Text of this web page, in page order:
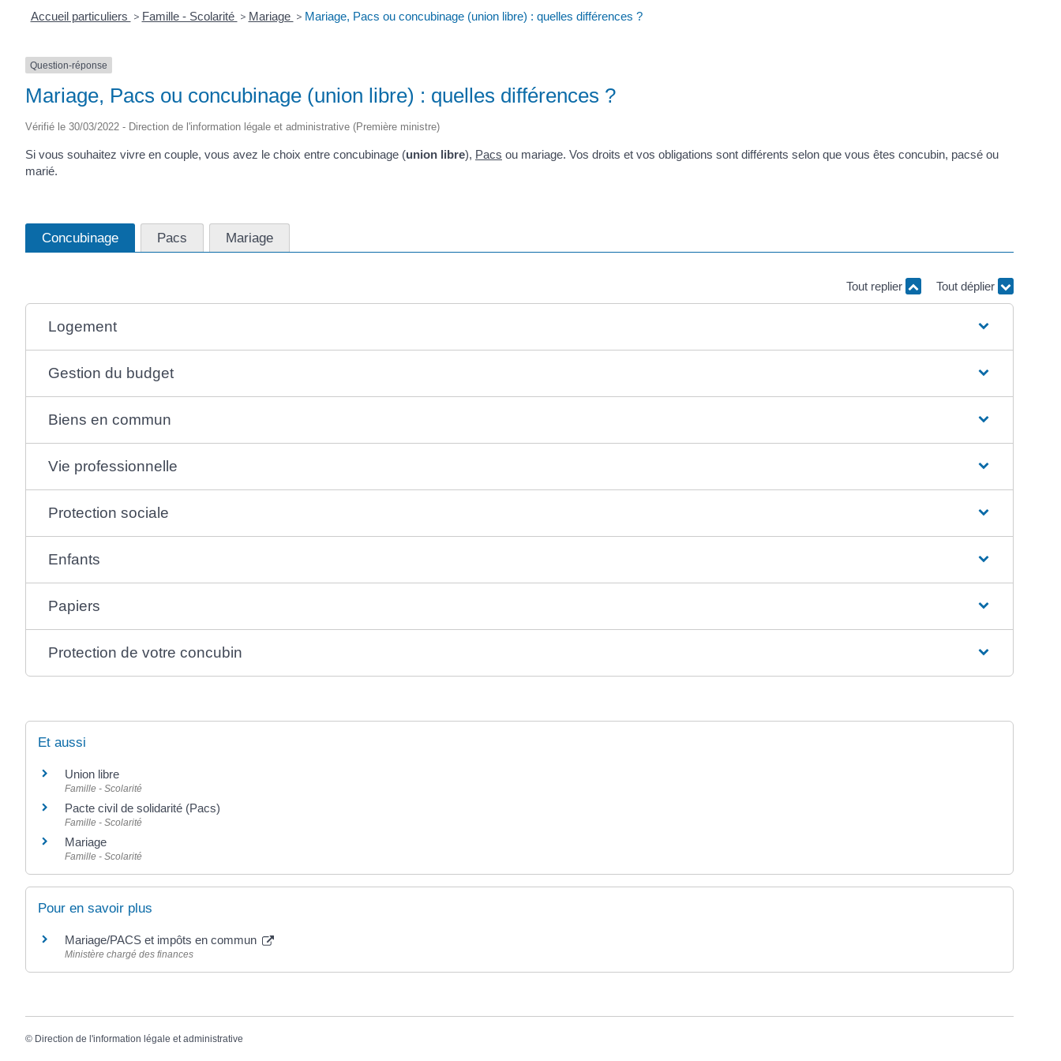
Accueil particuliers > Famille - Scolarité > Mariage > Mariage, Pacs ou concubinage (union libre) : quelles différences ?
Question-réponse
Mariage, Pacs ou concubinage (union libre) : quelles différences ?
Vérifié le 30/03/2022 - Direction de l'information légale et administrative (Première ministre)
Si vous souhaitez vivre en couple, vous avez le choix entre concubinage (union libre), Pacs ou mariage. Vos droits et vos obligations sont différents selon que vous êtes concubin, pacsé ou
marié.
Concubinage Pacs Mariage
Tout replier Tout déplier
Logement
Gestion du budget
Biens en commun
Vie professionnelle
Protection sociale
Enfants
Papiers
Protection de votre concubin
Et aussi
Union libre
Famille - Scolarité
Pacte civil de solidarité (Pacs)
Famille - Scolarité
Mariage
Famille - Scolarité
Pour en savoir plus
Mariage/PACS et impôts en commun
Ministère chargé des finances
© Direction de l'information légale et administrative